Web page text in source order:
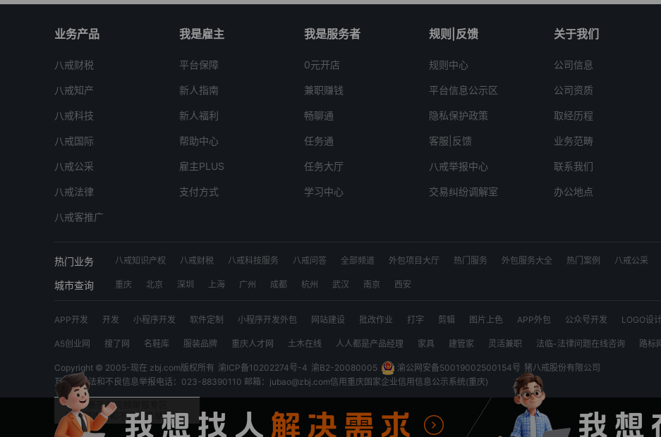
业务产品
八戒财税
八戒知产
八戒科技
八戒国际
八戒公采
八戒法律
八戒客推广
我是雇主
平台保障
新人指南
新人福利
帮助中心
雇主PLUS
支付方式
我是服务者
0元开店
兼职赚钱
畅聊通
任务通
任务大厅
学习中心
规则|反馈
规则中心
平台信息公示区
隐私保护政策
客服|反馈
八戒举报中心
交易纠纷调解室
关于我们
公司信息
公司资质
取经历程
业务范畴
联系我们
办公地点
热门业务 八戒知识产权 八戒财税 八戒科技服务 八戒问答 全部频道 外包项目大厅 热门服务 外包服务大全 热门案例 八戒公采
工位出租 八戒数字交易市场 app开发 软件开发 小程序开发 系统开发
城市查询 重庆 北京 深圳 上海 广州 成都 杭州 武汉 南京 西安
APP开发 开发 小程序开发 软件定制 小程序开发外包 网站建设 批改作业 打字 剪辑 图片上色 APP外包 公众号开发 LOGO设
APP开发外包 CAD 网站开发 网站开发定制 软件开发 PPT 建模 设计 软件开发定制 户外广告设计 宝妈 PYTHON 线上推广
UI设计 视频制作 短视频 开发网站 3D建模 机械设计 外卖开发 爬虫 EXCEL 网站定制 文案 会计 PS 配音
A5创业网 搜了网 名鞋库 服装品牌 重庆人才网 土木在线 人人都是产品经理 家具 建管家 灵活兼职 法临-法律问题在线咨询 路标
Copyright © 2005-现在 zbj.com版权所有 渝ICP备10202274号-4 渝B2-20080005 渝公网安备50019002500154号 猪八戒股份有限公司
互联网违法和不良信息举报电话：023-88390110 邮箱：jubao@zbj.com信用重庆国家企业信用信息公示系统(重庆)